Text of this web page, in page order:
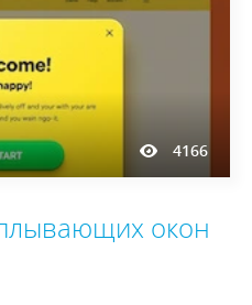
4166
окон